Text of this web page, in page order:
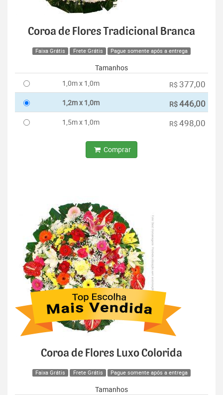
Coroa de Flores Tradicional Branca
Faixa Grátis Frete Grátis Pague somente após a entrega
Tamanhos
1,0m x 1,0m
R$ 377,00
1,2m x 1,0m R$446,00
1,5m x 1,0m R$ 498,00
Comprar
Coroa de Flores Luxo Colorida
Faixa Grátis Frete Grátis Pague somente após a entrega
Tamanhos